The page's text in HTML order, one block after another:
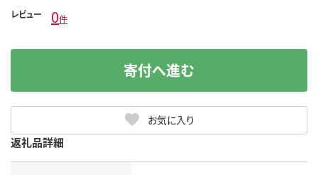
レビュー 0件
お気に入り
寄付へ進む
返礼品詳細